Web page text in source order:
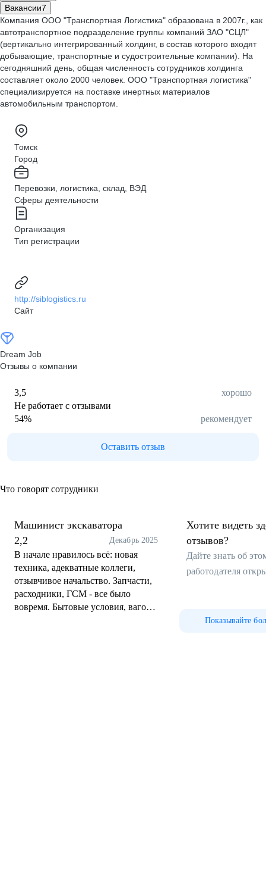
Вакансии7
Компания ООО "Транспортная Логистика" образована в 2007г., как
автотранспортное подразделение группы компаний ЗАО "СЦЛ"
(вертикально интегрированный холдинг, в состав которого входят
добывающие, транспортные и судостроительные компании). На
сегодняшний день, общая численность сотрудников холдинга
составляет около 2000 человек. ООО "Транспортная логистика"
специализируется на поставке инертных материалов
автомобильным транспортом.
Томск
Город
Перевозки, логистика, склад, ВЭД
Сферы деятельности
Организация
Тип регистрации
http://siblogistics.ru
Сайт
Dream Job
Отзывы о компании
3,5
хорошо
Не работает с отзывами
54% рекомендует
Оставить отзыв
Что говорят сотрудники
Машинист экскаватора
2,2
Декабрь 2025
В начале нравилось всё: новая
техника, адекватные коллеги,
отзывчивое начальство. Запчасти,
расходники, ГСМ - все было
вовремя. Бытовые условия, вагоны
Хотите видеть
отзывов?
Дайте знать об
работодателя
Показывайте